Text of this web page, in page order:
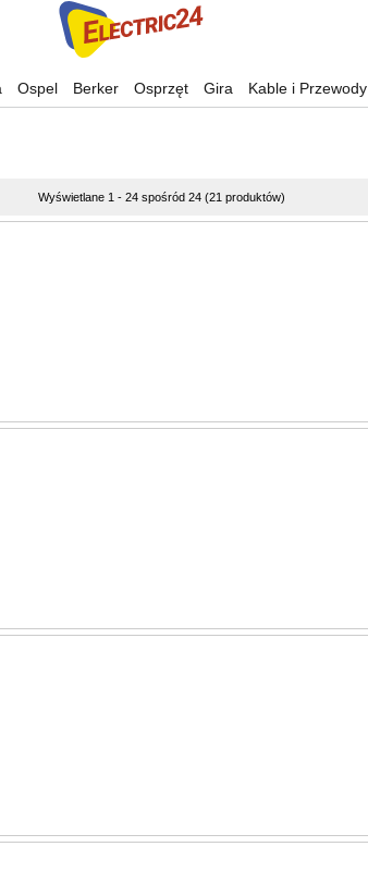
Ospel Berker Osprzęt Gira Kable i Przewody
Wyświetlane 1 - 24 spośród 24 (21 produktów)